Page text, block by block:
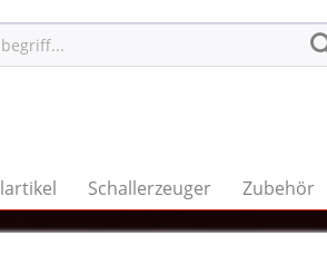
Schallerzeuger Zubehör